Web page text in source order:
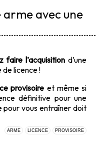
avec une
faire l’acquisition d’une
licence !
provisoire et même si
définitive pour une
pour vous entraîner doit
ARME LICENCE PROVISOIRE